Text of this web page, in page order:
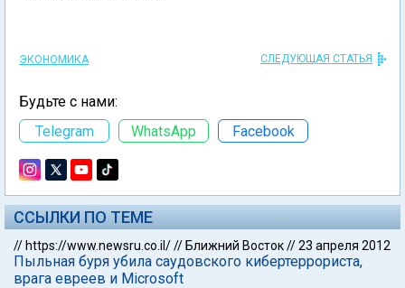
ЭКОНОМИКА СЛЕДУЮЩАЯ СТАТЬЯ
Будьте с нами:
Telegram
WhatsApp Facebook
ССЫЛКИ ПО ТЕМЕ
// https://www.newsru.co.il/// Ближний Восток//23 апреля 2012
Пыльная буря убила саудовского кибертеррориста,
врага евреев и Microsoft